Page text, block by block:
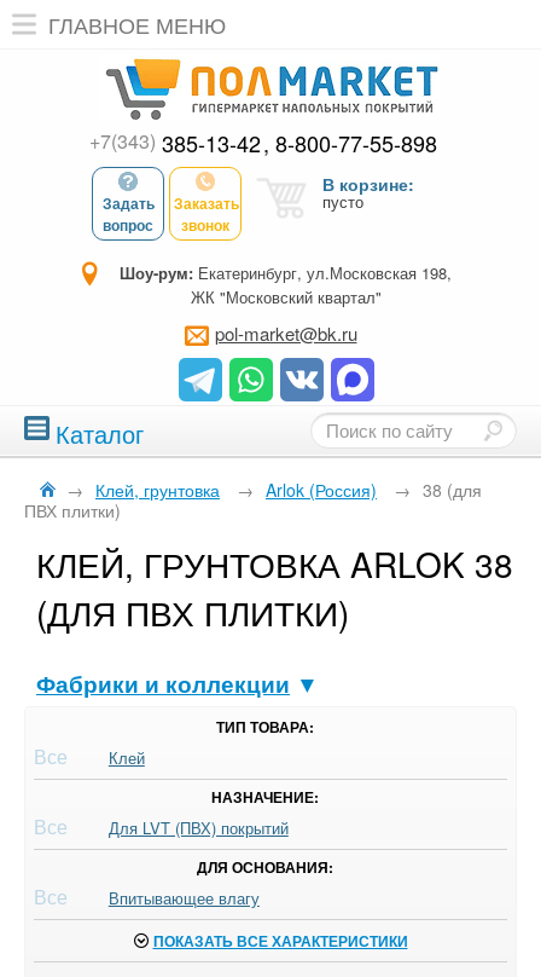
ГЛАВНОЕ МЕНЮ
+7(343) 385-13-42 8-800-77-55-898
Задать
вопрос
Заказать
звонок
В корзине:
пусто
Шоу-рум: Екатеринбург, ул.Московская 198,
ЖК "Московский квартал"
pol-market@bk.ru
Каталог
→ Клей, грунтовка → Arlok (Россия) → 38 (для
ПВХ плитки)
КЛЕЙ, ГРУНТОВКА ARLOK 38
(ДЛЯ ПВХ ПЛИТКИ)
Фабрики и коллекции ▼
ТИП ТОВАРА:
Все Клей
НАЗНАЧЕНИЕ:
Все Для LVT (ПВХ) покрытий
ДЛЯ ОСНОВАНИЯ:
Все Впитывающее влагу
ПОКАЗАТЬ ВСЕ ХАРАКТЕРИСТИКИ